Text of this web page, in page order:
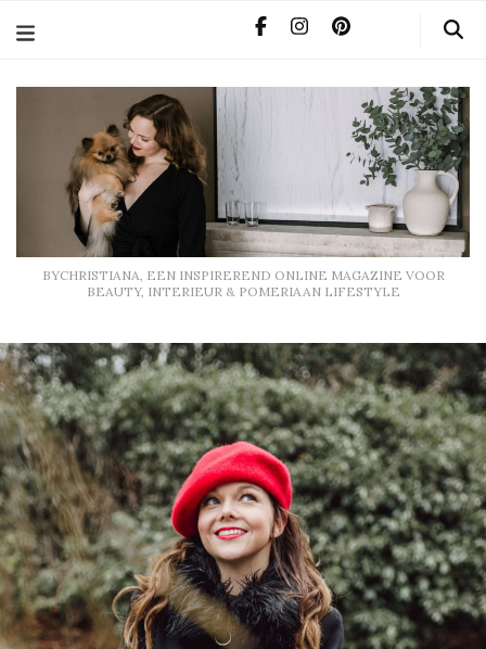
BYCHRISTIANA, EEN INSPIREREND ONLINE MAGAZINE VOOR
BEAUTY, INTERIEUR & POMERIAAN LIFESTYLE